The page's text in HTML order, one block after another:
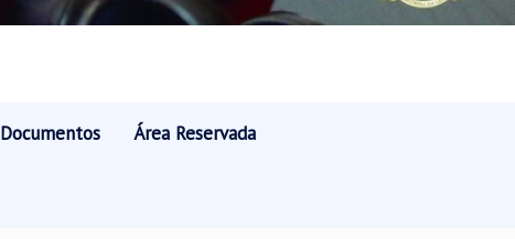
Documentos Área Reservada